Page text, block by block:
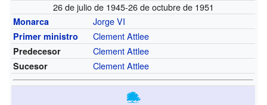
26 de julio de 1945-26 de octubre de 1951
Monarca Jorge VI
Primer ministro Clement Attlee
Predecesor Clement Attlee
Sucesor Clement Attlee